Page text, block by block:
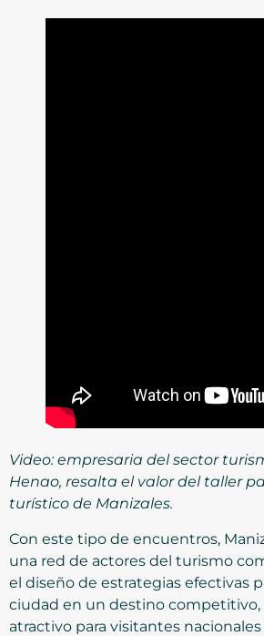
Video: empresaria del sector
Henao, resalta el valor del taller
turístico de Manizales.
Con este tipo de encuentros,
una red de actores del turismo
el diseño de estrategias efectivas
ciudad en un destino competitivo,
atractivo para visitantes